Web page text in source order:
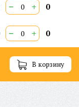
− + 0
− + 0
В корзину